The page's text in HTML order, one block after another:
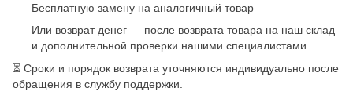
Бесплатную замену на аналогичный товар
Или возврат денег — после возврата товара на наш склад
и дополнительной проверки нашими специалистами
⏳ Сроки и порядок возврата уточняются индивидуально после
обращения в службу поддержки.